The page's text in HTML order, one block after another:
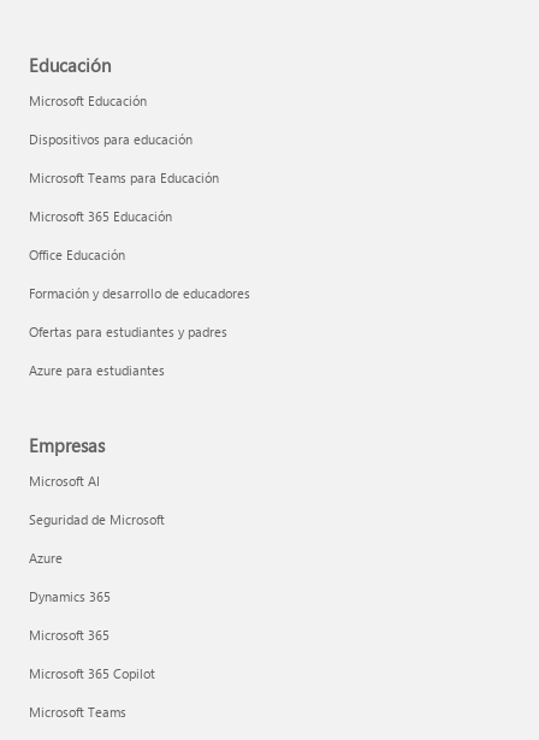
Educación
Microsoft Educación
Dispositivos para educación
Microsoft Teams para Educación
Microsoft 365 Educación
Office Educación
Formación y desarrollo de educadores
Ofertas para estudiantes y padres
Azure para estudiantes
Empresas
Microsoft AI
Seguridad de Microsoft
Azure
Dynamics 365
Microsoft 365
Microsoft 365 Copilot
Microsoft Teams